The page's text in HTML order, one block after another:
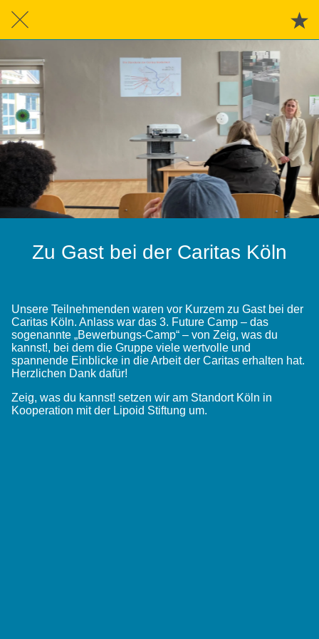
Zu Gast bei der Caritas Köln
Unsere Teilnehmenden waren vor Kurzem zu Gast bei der
Caritas Köln. Anlass war das 3. Future Camp – das
sogenannte „Bewerbungs-Camp“ – von Zeig, was du
kannst!, bei dem die Gruppe viele wertvolle und
spannende Einblicke in die Arbeit der Caritas erhalten hat.
Herzlichen Dank dafür!
Zeig, was du kannst! setzen wir am Standort Köln in
Kooperation mit der Lipoid Stiftung um.